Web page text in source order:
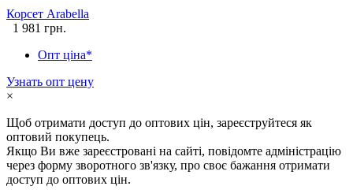
Корсет Arabella
1 981 грн.
Опт ціна*
Узнать опт цену
×
Щоб отримати доступ до оптових цін, зареєструйтеся як
оптовий покупець.
Якщо Ви вже зареєстровані на сайті, повідомте адміністрацію
через форму зворотного зв'язку, про своє бажання отримати
доступ до оптових цін.